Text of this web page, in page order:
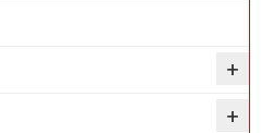
+
+